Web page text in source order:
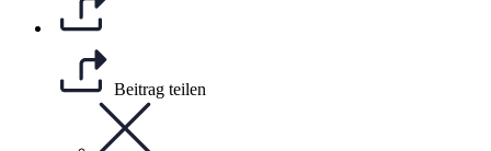
Beitrag teilen